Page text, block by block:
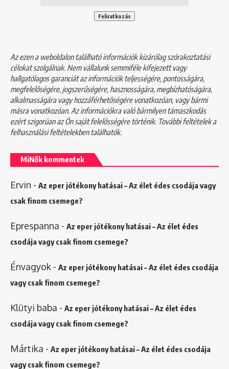
Az ezen a weboldalon található információk kizárólag szórakoztatási
célokat szolgálnak. Nem vállalunk semmiféle kifejezett vagy
hallgatólagos garanciát az információk teljességére, pontosságára,
megfelelőségére, jogszerűségére, hasznosságára, megbízhatóságára,
alkalmasságára vagy hozzáférhetőségére vonatkozóan, vagy bármi
másra vonatkozóan. Az információkra való bármilyen támaszkodás
ezért szigorúan az Ön saját felelősségére történik. További feltételek a
felhasználási feltételekbentalálhatók.
MiNők kommentek
Ervin - Az eper jótékony hatásai – Az élet édes csodája vagy
csak finom csemege?
Eprespanna - Az eper jótékony hatásai – Az élet édes
csodája vagy csak finom csemege?
Énvagyok - Az eper jótékony hatásai – Az élet édes csodája
vagy csak finom csemege?
Klütyi baba - Az eper jótékony hatásai – Az élet édes
csodája vagy csak finom csemege?
Mártika - Az eper jótékony hatásai – Az élet édes csodája
vagy csak finom csemege?